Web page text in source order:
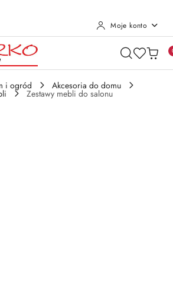
głównej
głównego
produktu Moje konto
i ogród Akcesoria do domu
Zestawy mebli do salonu